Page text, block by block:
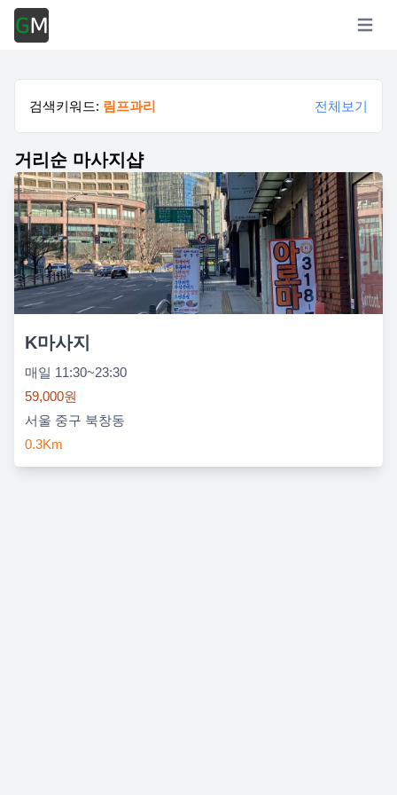
Open
검색키워드: 림프과리 전체보기
거리순 마사지샵
K마사지
매일 11:30~23:30
59,000원
서울 중구 북창동
0.3Km